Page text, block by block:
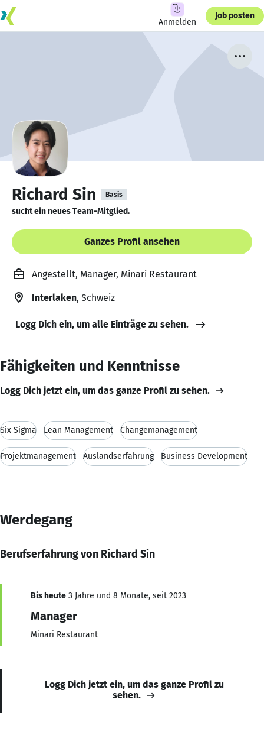
Anmelden
Job posten
Richard Sin Basis
sucht ein neues Team-Mitglied.
Ganzes Profil ansehen
Angestellt, Manager, Minari Restaurant
Interlaken, Schweiz
Logg Dich ein, um alle Einträge zu sehen.
Fähigkeiten und Kenntnisse
Logg Dich jetzt ein, um das ganze Profil zu sehen.
Six Sigma Lean Management Changemanagement
Projektmanagement Auslandserfahrung Business Development
Werdegang
Berufserfahrung von Richard Sin
Bis heute 3 Jahre und 8 Monate, seit 2023
Manager
Minari Restaurant
Logg Dich jetzt ein, um das ganze Profil zu
sehen.